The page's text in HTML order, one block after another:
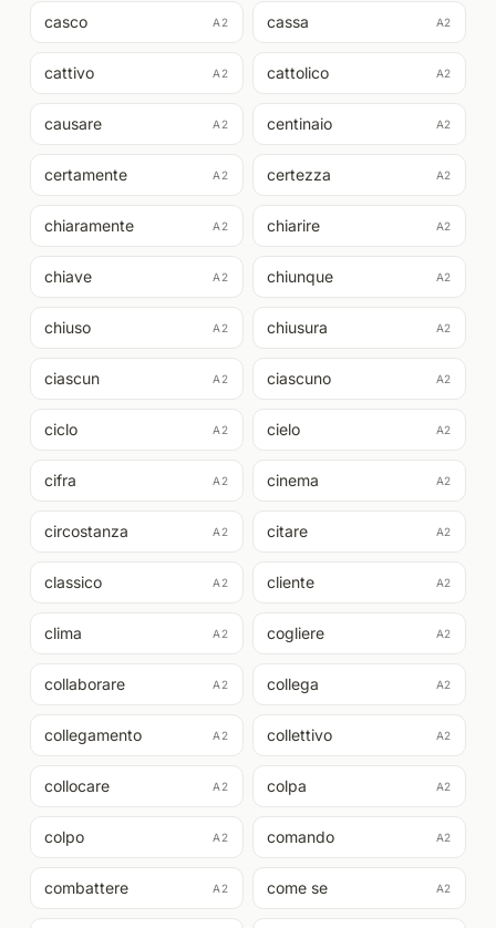
casco A2 cassa A2
cattivo A2 cattolico A2
causare A2 centinaio A2
certamente A2 certezza A2
chiaramente A2 chiarire A2
chiave A2 chiunque A2
chiuso A2 chiusura A2
ciascun A2 ciascuno A2
ciclo A2 cielo A2
cifra A2 cinema A2
circostanza A2 citare A2
classico A2 cliente A2
clima A2 cogliere A2
collaborare A2 collega A2
collegamento A2 collettivo A2
collocare A2 colpa A2
colpo A2 comando A2
combattere A2 come se A2